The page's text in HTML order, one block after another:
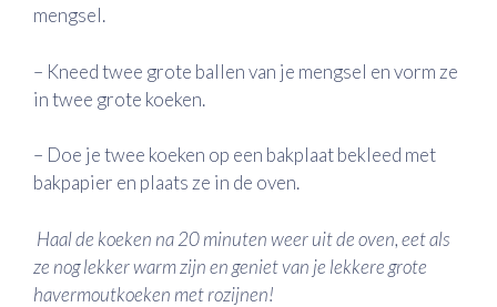
mengsel.
– Kneed twee grote ballen van je mengsel en vorm ze
in twee grote koeken.
– Doe je twee koeken op een bakplaat bekleed met
bakpapier en plaats ze in de oven.
Haal de koeken na 20 minuten weer uit de oven, eet als
ze nog lekker warm zijn en geniet van je lekkere grote
havermoutkoeken met rozijnen!